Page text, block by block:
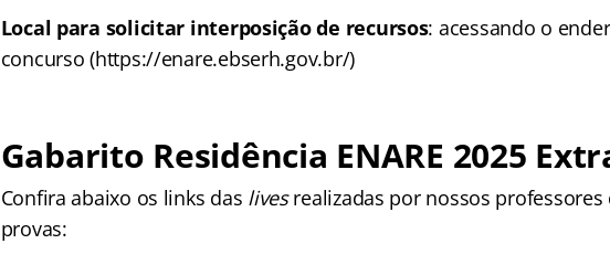
Local para solicitar interposição de recursos: acessando o
concurso (https://enare.ebserh.gov.br/)
Gabarito Residência ENARE 2025
Confira abaixo os links das livesrealizadas por nossos
provas: